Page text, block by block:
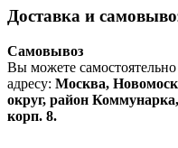
Доставка и
Самовывоз
Вы можете самостоятельно
адресу: Москва,
округ, район
корп. 8.